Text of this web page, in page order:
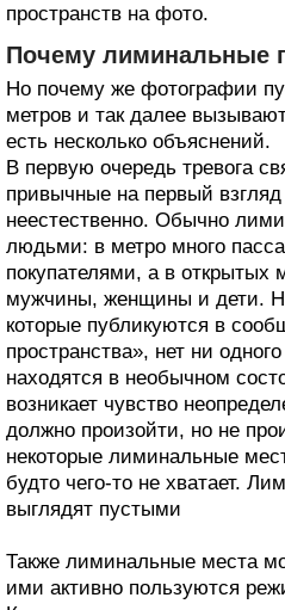
пространств на фото.
Почему лиминальные
Но почему же фотографии
метров и так далее
есть несколько объяснений.
В первую очередь тревога
привычные на первый
неестественно. Обычно
людьми: в метро много
покупателями, а в открытых
мужчины, женщины и дети.
которые публикуются в
пространства», нет ни
находятся в необычном
возникает чувство
должно произойти, но не
некоторые лиминальные
будто чего-то не хватает.
выглядят пустыми
Также лиминальные места
ими активно пользуются